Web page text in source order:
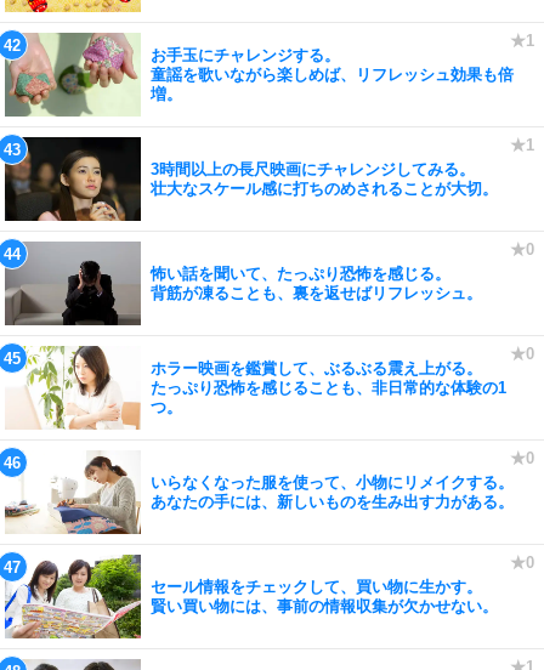
お手玉にチャレンジする。
童謡を歌いながら楽しめば、リフレッシュ効果も倍
増。
3時間以上の長尺映画にチャレンジしてみる。
壮大なスケール感に打ちのめされることが大切。
怖い話を聞いて、たっぷり恐怖を感じる。
背筋が凍ることも、裏を返せばリフレッシュ。
ホラー映画を鑑賞して、ぶるぶる震え上がる。
たっぷり恐怖を感じることも、非日常的な体験の1
つ。
いらなくなった服を使って、小物にリメイクする。
あなたの手には、新しいものを生み出す力がある。
セール情報をチェックして、買い物に生かす。
賢い買い物には、事前の情報収集が欠かせない。